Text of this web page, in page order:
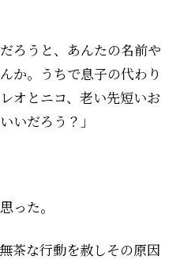
ろうと、あんたの名前や
か。うちで息子の代わり
オとニコ、老い先短いお
いだろう？」
った。
な行動を赦し――その原因